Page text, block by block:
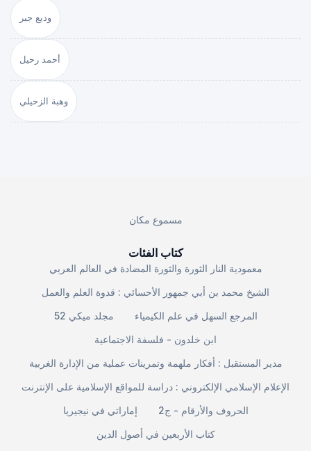
وديع جبر
أحمد رحيل
وهبة الزحيلي
مسموع مكان
كتاب الفئات
معمودية النار الثورة والثورة المضادة في العالم العربي
الشيخ محمد بن أبي جمهور الأحسائي : قدوة العلم والعمل
مجلد ميكي 52
المرجع السهل في علم الكيمياء
ابن خلدون - فلسفة الاجتماعية
مدير المستقبل : أفكار ملهمة وتمرينات عملية من الإدارة الغربية
الإعلام الإسلامي الإلكتروني : دراسة للمواقع الإسلامية على الإنترنت
إماراتي في نيجيريا
الحروف والأرقام - ج2
كتاب الأربعين في أصول الدين